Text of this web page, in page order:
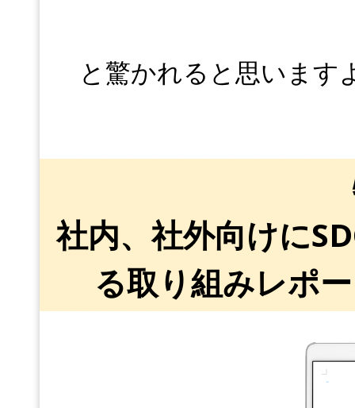
と驚かれると思います
社内、社外向けに
る取り組みレポ